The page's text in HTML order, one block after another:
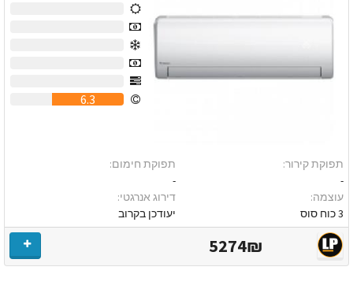
6.3
תפוקת קירור:
-
עוצמה:
3 כוח סוס
תפוקת חימום:
-
דירוג אנרגטי:
יעודכן בקרוב
5274₪